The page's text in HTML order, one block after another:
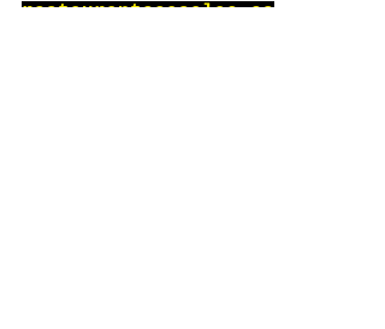
restaurantecasalac.es